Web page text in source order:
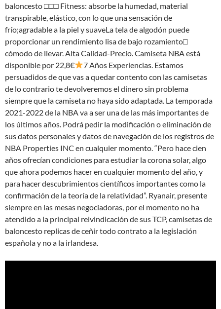
baloncesto □□□ Fitness: absorbe la humedad, material
transpirable, elástico, con lo que una sensación de
frío;agradable a la piel y suaveLa tela de algodón puede
proporcionar un rendimiento lisa de bajo rozamiento□
cómodo de llevar. Alta Calidad-Precio. Camiseta NBA está
disponible por 22,8€
7 Años Experiencias. Estamos
persuadidos de que vas a quedar contento con las camisetas
de lo contrario te devolveremos el dinero sin problema
siempre que la camiseta no haya sido adaptada. La temporada
2021-2022 de la NBA va a ser una de las más importantes de
los últimos años. Podrá pedir la modificación o eliminación de
sus datos personales y datos de navegación de los registros de
NBA Properties INC en cualquier momento. “Pero hace cien
años ofrecían condiciones para estudiar la corona solar, algo
que ahora podemos hacer en cualquier momento del año, y
para hacer descubrimientos científicos importantes como la
confirmación de la teoría de la relatividad”. Ryanair, presente
siempre en las mesas negociadoras, por el momento no ha
atendido a la principal reivindicación de sus TCP, camisetas de
baloncesto replicas de ceñir todo contrato a la legislación
española y no a la irlandesa.